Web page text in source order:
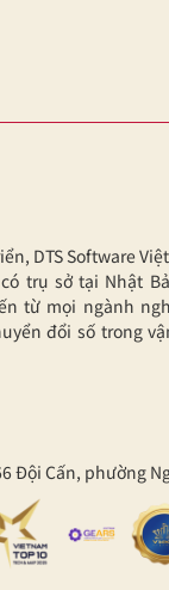
DTS Software
trụ sở tại Nhật
từ mọi ngành
đổi số trong
Đội Cấn, phường